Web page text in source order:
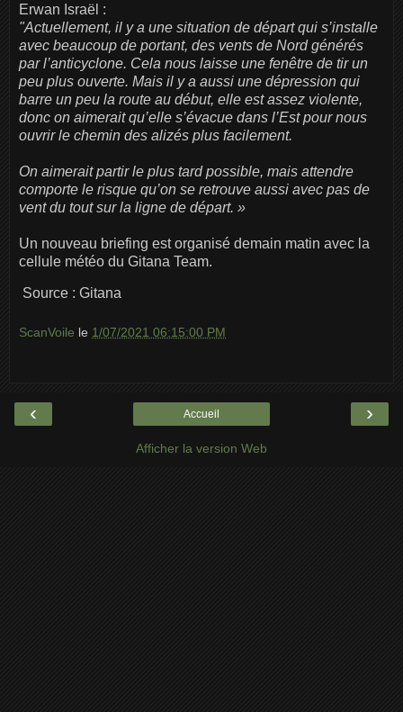
Erwan Israël :
"Actuellement, il y a une situation de départ qui s’installe
avec beaucoup de portant, des vents de Nord générés
par l’anticyclone. Cela nous laisse une fenêtre de tir un
peu plus ouverte. Mais il y a aussi une dépression qui
barre un peu la route au début, elle est assez violente,
donc on aimerait qu’elle s’évacue dans l’Est pour nous
ouvrir le chemin des alizés plus facilement.
On aimerait partir le plus tard possible, mais attendre
comporte le risque qu’on se retrouve aussi avec pas de
vent du tout sur la ligne de départ. »
Un nouveau briefing est organisé demain matin avec la
cellule météo du Gitana Team.
Source : Gitana
ScanVoile le 1/07/2021 06:15:00 PM
‹ ›
Accueil
Afficher la version Web